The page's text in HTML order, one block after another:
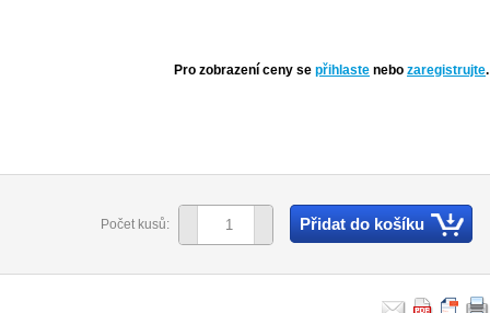
Pro zobrazení ceny se přihlaste nebo zaregistrujte.
Počet kusů: Přidat do košíku